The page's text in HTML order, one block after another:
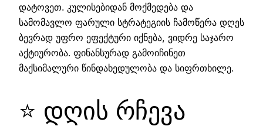
დატოვეთ. კულისებიდან მოქმედება და
სამომავლო ფარული სტრატეგიის ჩამოწერა დღეს
ბევრად უფრო ეფექტური იქნება, ვიდრე საჯარო
აქტიურობა. ფინანსურად გამოიჩინეთ
მაქსიმალური წინდახედულობა და სიფრთხილე.
⭐ დღის რჩევა